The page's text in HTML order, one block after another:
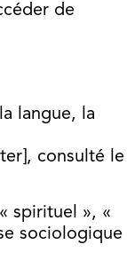
de
langue, la
consulté le
spirituel », «
sociologique